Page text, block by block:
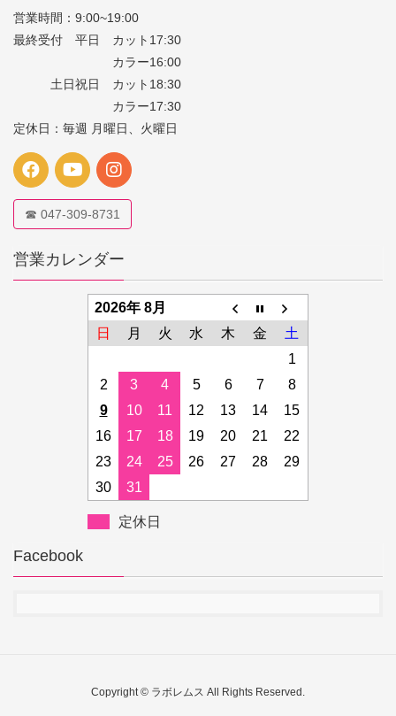
営業時間：9:00~19:00
最終受付 平日 カット17:30
カラー16:00
土日祝日 カット18:30
カラー17:30
定休日：毎週 月曜日、火曜日
☎ 047-309-8731
営業カレンダー
2026年 8月
日
月 火 水 木 金
土
1
2
3 4 5 6 7
8
9
10 11 12 13 14
15
16
17 18 19 20 21
22
23
24 25 26 27 28
29
30
31
定休日
Facebook
Copyright © ラボレムス All Rights Reserved.